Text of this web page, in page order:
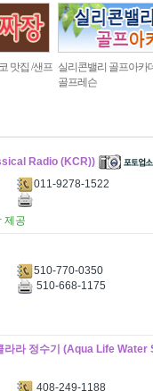
맛집 /샌프 실리콘밸리 골프아카
골프레슨
Radio (KCR))
011-9278-1522
제공
510-770-0350
510-668-1175
라라 정수기 (Aqua Life
408-249-1188